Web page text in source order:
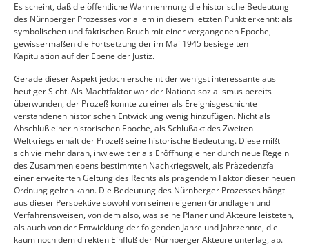
Es scheint, daß die öffentliche Wahrnehmung die historische Bedeutung
des Nürnberger Prozesses vor allem in diesem letzten Punkt erkennt: als
symbolischen und faktischen Bruch mit einer vergangenen Epoche,
gewissermaßen die Fortsetzung der im Mai 1945 besiegelten
Kapitulation auf der Ebene der Justiz.
Gerade dieser Aspekt jedoch erscheint der wenigst interessante aus
heutiger Sicht. Als Machtfaktor war der Nationalsozialismus bereits
überwunden, der Prozeß konnte zu einer als Ereignisgeschichte
verstandenen historischen Entwicklung wenig hinzufügen. Nicht als
Abschluß einer historischen Epoche, als Schlußakt des Zweiten
Weltkriegs erhält der Prozeß seine historische Bedeutung. Diese mißt
sich vielmehr daran, inwieweit er als Eröffnung einer durch neue Regeln
des Zusammenlebens bestimmten Nachkriegswelt, als Präzedenzfall
einer erweiterten Geltung des Rechts als prägendem Faktor dieser neuen
Ordnung gelten kann. Die Bedeutung des Nürnberger Prozesses hängt
aus dieser Perspektive sowohl von seinen eigenen Grundlagen und
Verfahrensweisen, von dem also, was seine Planer und Akteure leisteten,
als auch von der Entwicklung der folgenden Jahre und Jahrzehnte, die
kaum noch dem direkten Einfluß der Nürnberger Akteure unterlag, ab.